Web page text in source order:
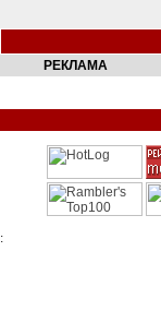
РЕКЛАМА
: